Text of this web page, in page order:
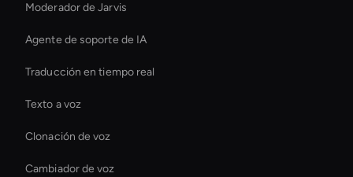
Moderador de Jarvis
Agente de soporte de IA
Traducción en tiempo real
Texto a voz
Clonación de voz
Cambiador de voz